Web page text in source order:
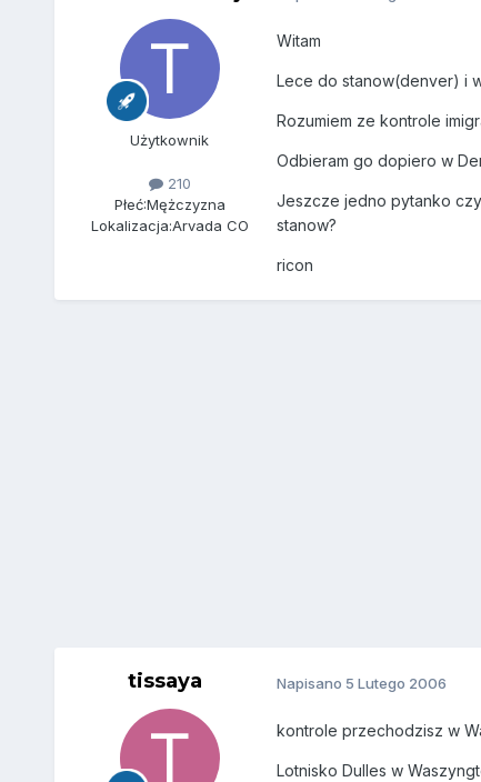
Użytkownik
210
Płeć:Mężczyzna
Lokalizacja:Arvada CO
Witam
Lece do stanow(denver) i
Rozumiem ze kontrole
Odbieram go dopiero w
Jeszcze jedno pytanko
stanow?
ricon
tissaya Napisano 5 Lutego 2006
kontrole przechodzisz w
Lotnisko Dulles w